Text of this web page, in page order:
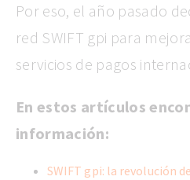
Por eso, el año pasado
red SWIFT gpi para
servicios de pagos
En estos artículos
información:
SWIFT gpi: la revolución